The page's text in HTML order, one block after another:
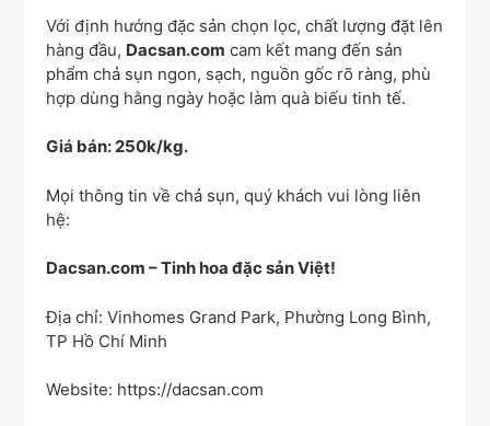
Với định hướng đặc sản chọn lọc, chất lượng đặt lên
hàng đầu, Dacsan.com cam kết mang đến sản
phẩm chả sụn ngon, sạch, nguồn gốc rõ ràng, phù
hợp dùng hằng ngày hoặc làm quà biếu tinh tế.
Giá bán: 250k/kg.
Mọi thông tin về chả sụn, quý khách vui lòng liên
hệ:
Dacsan.com – Tinh hoa đặc sản Việt!
Địa chỉ: Vinhomes Grand Park, Phường Long Bình,
TP Hồ Chí Minh
Website: https://dacsan.com